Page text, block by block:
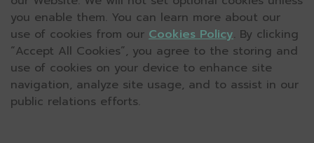
you enable them. You can learn more about our
use of cookies from our Cookies Policy. By clicking
“Accept All Cookies”, you agree to the storing and
use of cookies on your device to enhance site
navigation, analyze site usage, and to assist in our
public relations efforts.